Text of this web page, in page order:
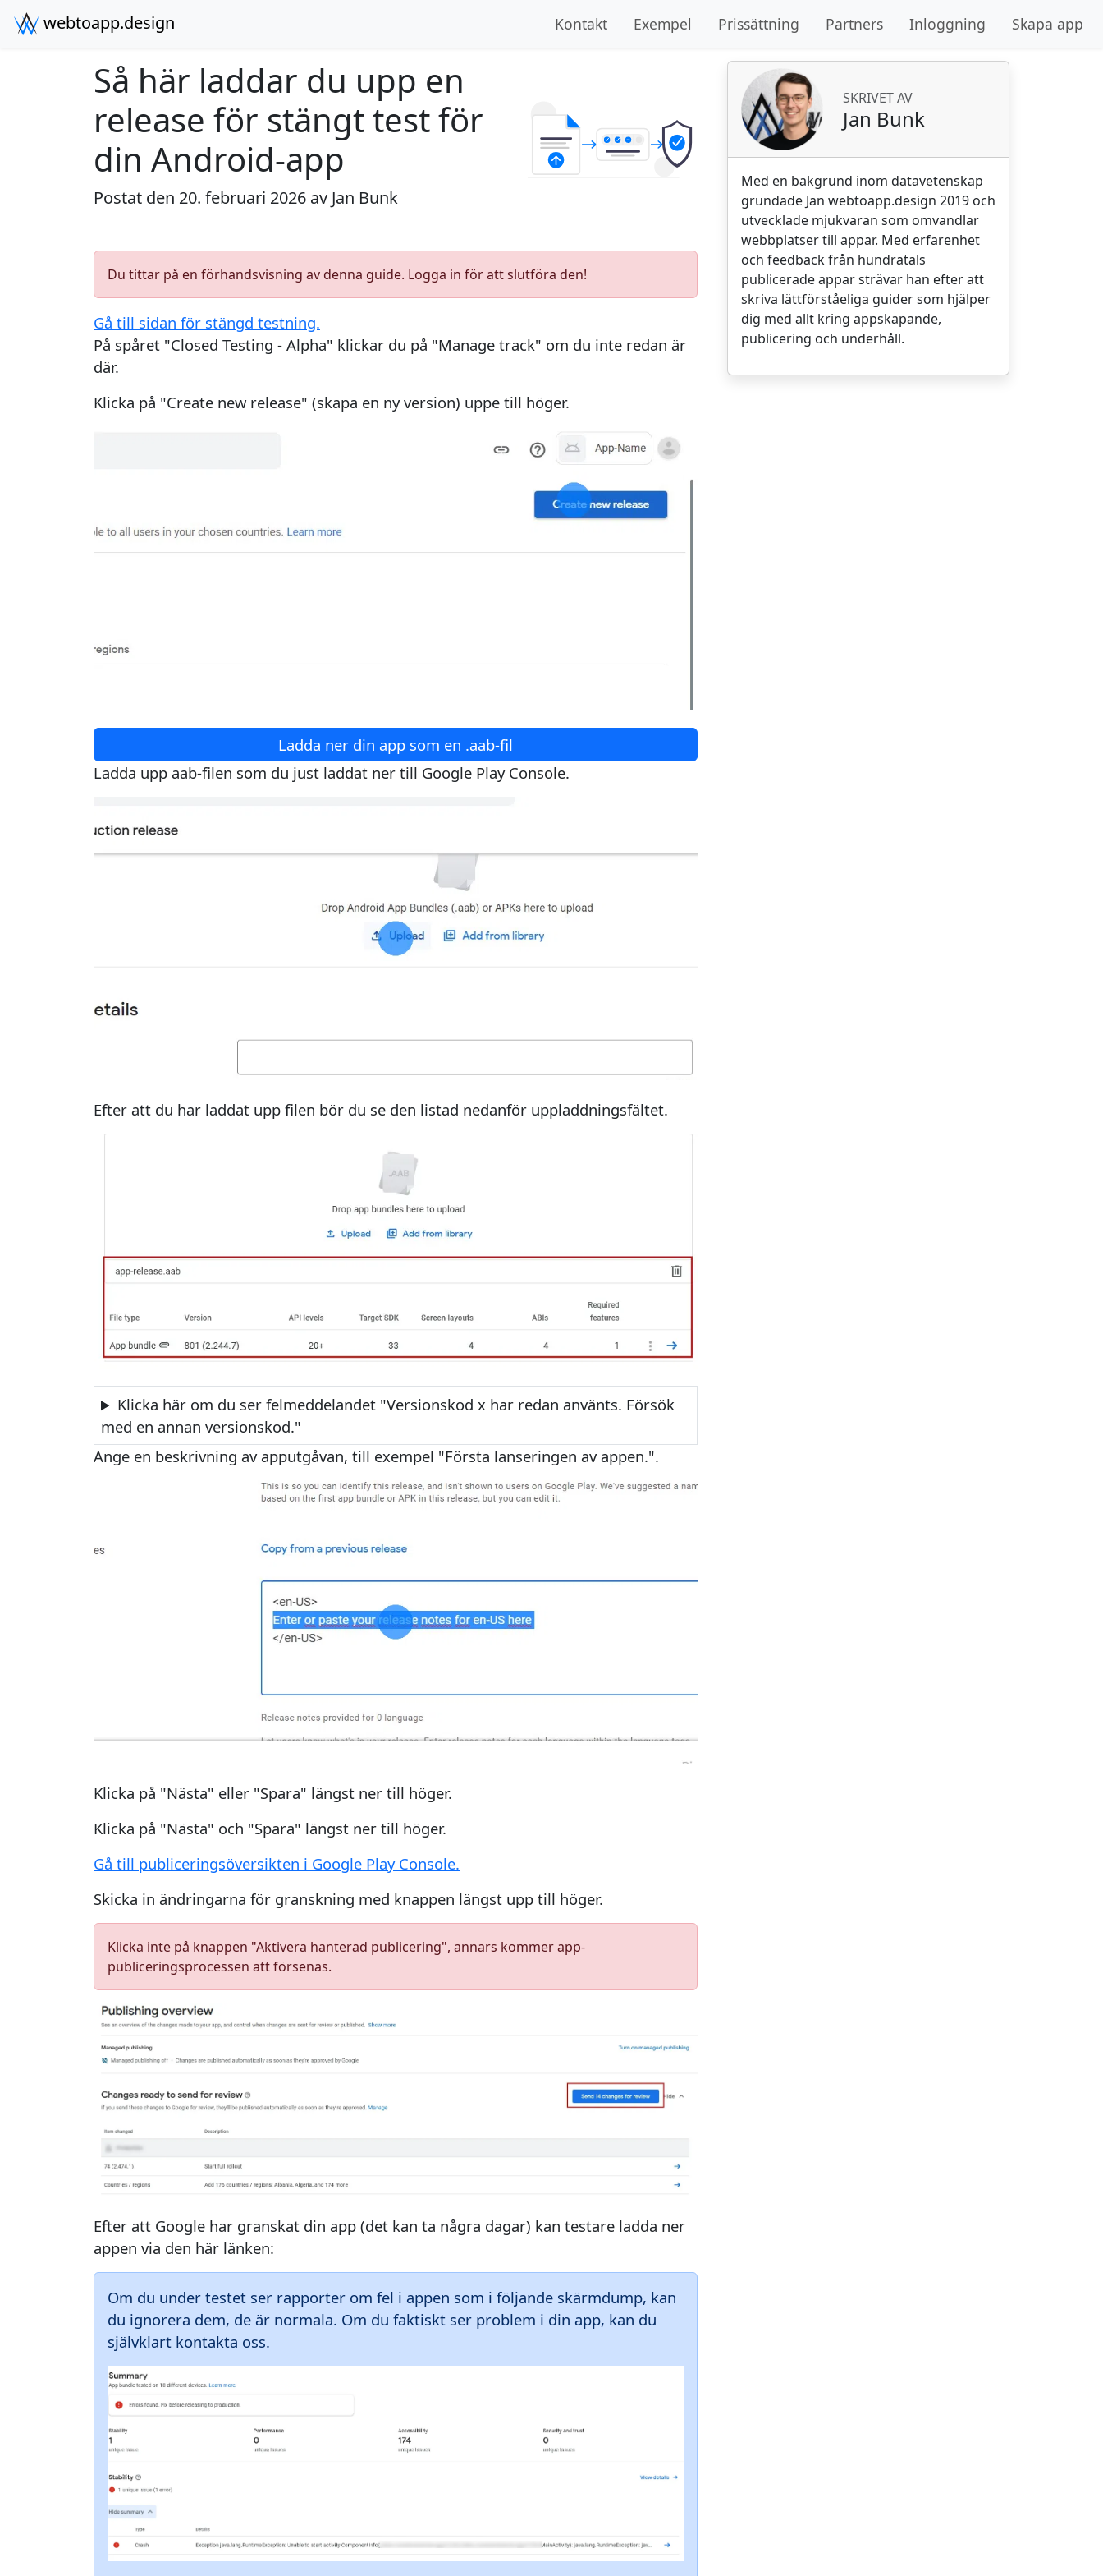
webtoapp.design Kontakt Exempel Prissättning Partners Inloggning Skapa app
Så här laddar du upp en
release för stängt test för
din Android-app
Postat den 20. februari 2026 av Jan Bunk
Du tittar på en förhandsvisning av denna guide. Logga in för att slutföra den!
Gå till sidan för stängd testning.
På spåret "Closed Testing - Alpha" klickar du på "Manage track" om du inte redan är
där.
Klicka på "Create new release" (skapa en ny version) uppe till höger.
Ladda ner din app som en .aab-fil
Ladda upp aab-filen som du just laddat ner till Google Play Console.
Efter att du har laddat upp filen bör du se den listad nedanför uppladdningsfältet.
Klicka här om du ser felmeddelandet "Versionskod x har redan använts. Försök
med en annan versionskod."
Ange en beskrivning av apputgåvan, till exempel "Första lanseringen av appen.".
Klicka på "Nästa" eller "Spara" längst ner till höger.
Klicka på "Nästa" och "Spara" längst ner till höger.
Gå till publiceringsöversikten i Google Play Console.
Skicka in ändringarna för granskning med knappen längst upp till höger.
Klicka inte på knappen "Aktivera hanterad publicering", annars kommer app-
publiceringsprocessen att försenas.
Efter att Google har granskat din app (det kan ta några dagar) kan testare ladda ner
appen via den här länken:
Om du under testet ser rapporter om fel i appen som i följande skärmdump, kan
du ignorera dem, de är normala. Om du faktiskt ser problem i din app, kan du
självklart kontakta oss.
SKRIVET AV
Jan Bunk
Med en bakgrund inom datavetenskap
grundade Jan webtoapp.design 2019 och
utvecklade mjukvaran som omvandlar
webbplatser till appar. Med erfarenhet
och feedback från hundratals
publicerade appar strävar han efter att
skriva lättförståeliga guider som hjälper
dig med allt kring appskapande,
publicering och underhåll.